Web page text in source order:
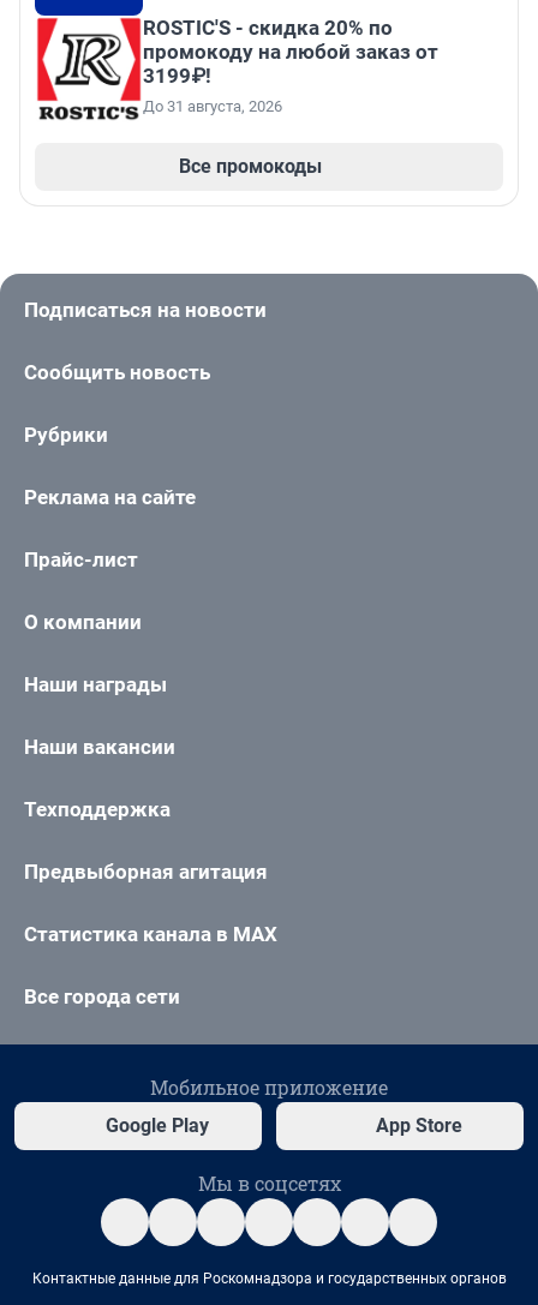
ROSTIC'S - скидка 20% по
промокоду на любой заказ от
3199₽!
До 31 августа, 2026
Все промокоды
Подписаться на новости
Сообщить новость
Рубрики
Реклама на сайте
Прайс-лист
О компании
Наши награды
Наши вакансии
Техподдержка
Предвыборная агитация
Статистика канала в MAX
Все города сети
Мобильное приложение
Google Play App Store
Мы в соцсетях
Контактные данные для Роскомнадзора и государственных органов